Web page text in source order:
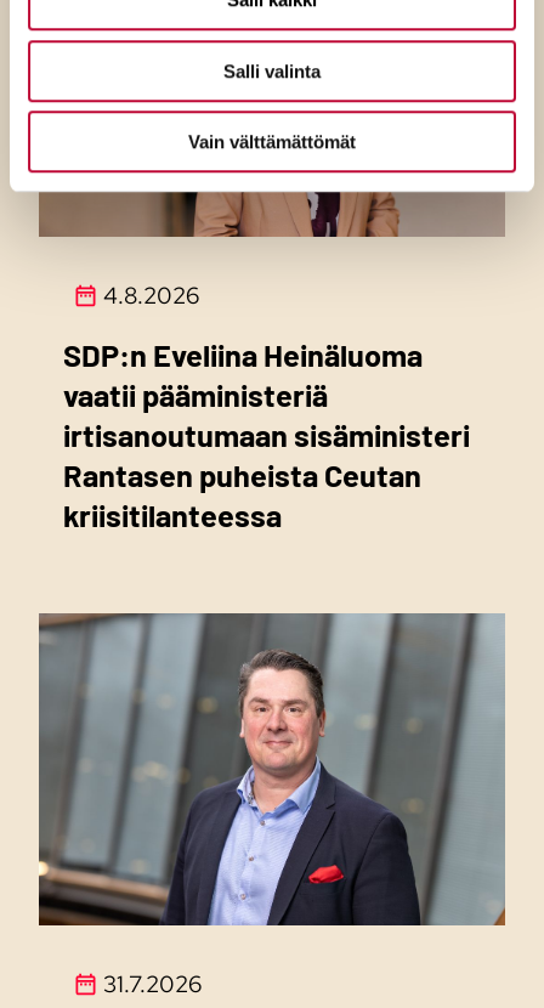
Salli valinta
Vain välttämättömät
4.8.2026
SDP:n Eveliina Heinäluoma
vaatii pääministeriä
irtisanoutumaan sisäministeri
Rantasen puheista Ceutan
kriisitilanteessa
31.7.2026